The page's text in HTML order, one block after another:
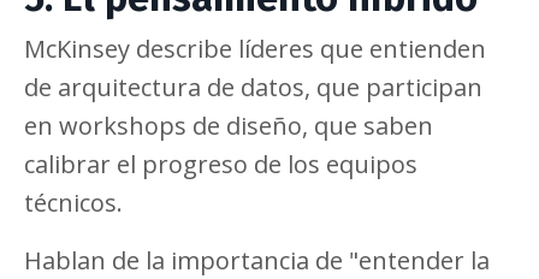
McKinsey describe líderes que entienden
de arquitectura de datos, que participan
en workshops de diseño, que saben
calibrar el progreso de los equipos
técnicos.
Hablan de la importancia de "entender la